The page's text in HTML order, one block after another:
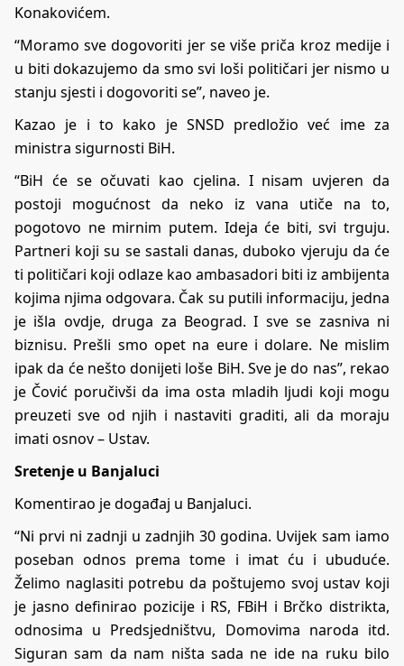
Konakovićem.
“Moramo sve dogovoriti jer se više priča kroz medije i
u biti dokazujemo da smo svi loši političari jer nismo u
stanju sjesti i dogovoriti se”, naveo je.
Kazao je i to kako je SNSD predložio već ime za
ministra sigurnosti BiH.
“BiH će se očuvati kao cjelina. I nisam uvjeren da
postoji mogućnost da neko iz vana utiče na to,
pogotovo ne mirnim putem. Ideja će biti, svi trguju.
Partneri koji su se sastali danas, duboko vjeruju da će
ti političari koji odlaze kao ambasadori biti iz ambijenta
kojima njima odgovara. Čak su putili informaciju, jedna
je išla ovdje, druga za Beograd. I sve se zasniva ni
biznisu. Prešli smo opet na eure i dolare. Ne mislim
ipak da će nešto donijeti loše BiH. Sve je do nas”, rekao
je Čović poručivši da ima osta mladih ljudi koji mogu
preuzeti sve od njih i nastaviti graditi, ali da moraju
imati osnov – Ustav.
Sretenje u Banjaluci
Komentirao je događaj u Banjaluci.
“Ni prvi ni zadnji u zadnjih 30 godina. Uvijek sam iamo
poseban odnos prema tome i imat ću i ubuduće.
Želimo naglasiti potrebu da poštujemo svoj ustav koji
je jasno definirao pozicije i RS, FBiH i Brčko distrikta,
odnosima u Predsjedništvu, Domovima naroda itd.
Siguran sam da nam ništa sada ne ide na ruku bilo